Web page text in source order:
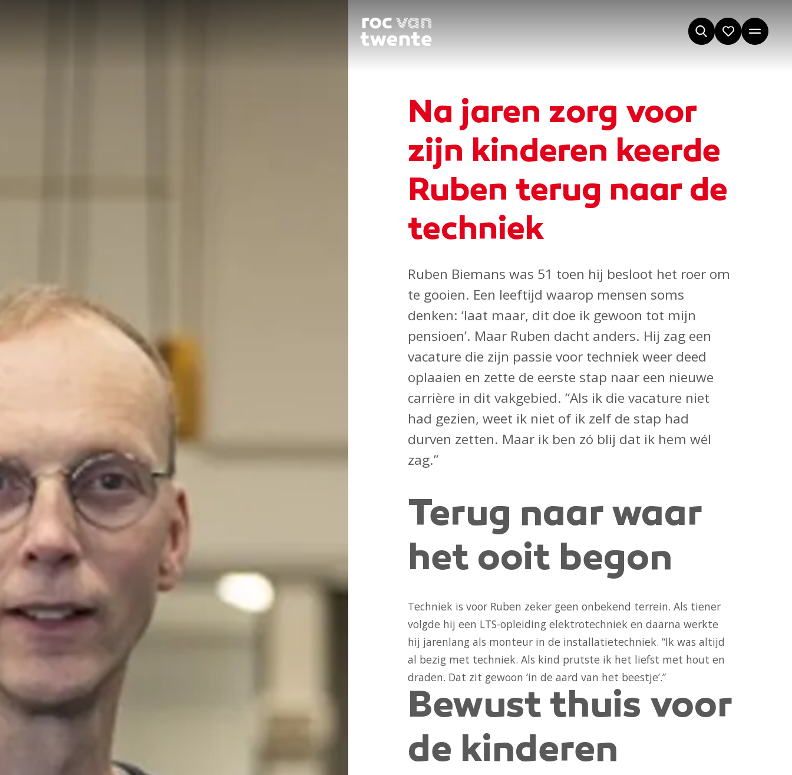
Na jaren zorg voor
zijn kinderen keerde
Ruben terug naar de
techniek
Ruben Biemans was 51 toen hij besloot het roer om
te gooien. Een leeftijd waarop mensen soms
denken: ‘laat maar, dit doe ik gewoon tot mijn
pensioen’. Maar Ruben dacht anders. Hij zag een
vacature die zijn passie voor techniek weer deed
oplaaien en zette de eerste stap naar een nieuwe
carrière in dit vakgebied. “Als ik die vacature niet
had gezien, weet ik niet of ik zelf de stap had
durven zetten. Maar ik ben zó blij dat ik hem wél
zag.”
Terug naar waar
het ooit begon
Techniek is voor Ruben zeker geen onbekend terrein. Als tiener
volgde hij een LTS-opleiding elektrotechniek en daarna werkte
hij jarenlang als monteur in de installatietechniek. “Ik was altijd
al bezig met techniek. Als kind prutste ik het liefst met hout en
draden. Dat zit gewoon ‘in de aard van het beestje’.”
Bewust thuis voor
de kinderen